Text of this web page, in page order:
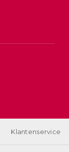
Klantenservice